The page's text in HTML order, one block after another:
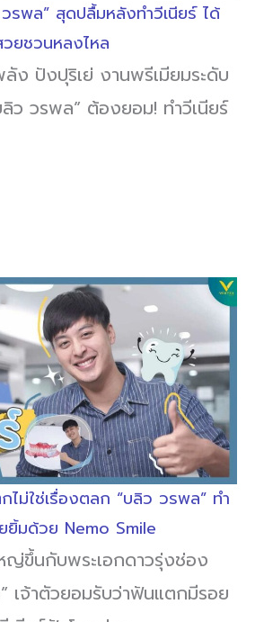
รพล” สุดปลื้มหลังทำวีเนียร์ ได้
ยชวนหลงไหล
ง ปังปุริเย่ งานพรีเมียมระดับ
ว วรพล” ต้องยอม! ทำวีเนียร์
ไม่ใช่เรื่องตลก “บลิว วรพล” ทำ
ยิ้มด้วย Nemo Smile
ญ่ขึ้นกับพระเอกดาวรุ่งช่อง
เจ้าตัวยอมรับว่าฟันแตกมีรอย